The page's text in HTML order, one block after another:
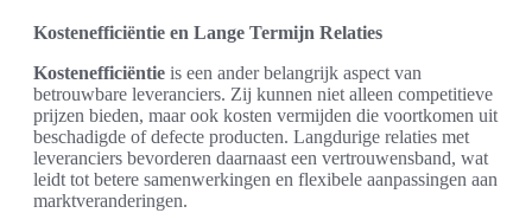
Kostenefficiëntie en Lange Termijn Relaties
Kostenefficiëntie is een ander belangrijk aspect van
betrouwbare leveranciers. Zij kunnen niet alleen competitieve
prijzen bieden, maar ook kosten vermijden die voortkomen uit
beschadigde of defecte producten. Langdurige relaties met
leveranciers bevorderen daarnaast een vertrouwensband, wat
leidt tot betere samenwerkingen en flexibele aanpassingen aan
marktveranderingen.